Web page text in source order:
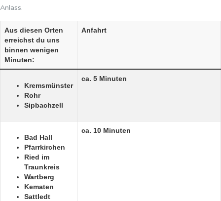
Anlass.
Aus diesen Orten
erreichst du uns
binnen wenigen
Minuten:
Anfahrt
Kremsmünster
Rohr
Sipbachzell
ca. 5 Minuten
Bad Hall
Pfarrkirchen
Ried im
Traunkreis
Wartberg
Kematen
Sattledt
ca. 10 Minuten